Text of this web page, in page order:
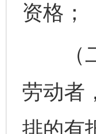
资格；
（二
劳动者
排的有